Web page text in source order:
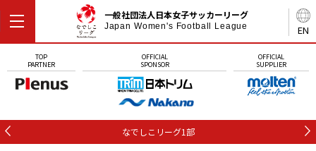
EN
一般社団法人日本女子サッカーリーグ
Japan Women's Football League
TOP
PARTNER
OFFICIAL
SPONSOR
OFFICIAL
SUPPLIER
なでしこリーグ1部